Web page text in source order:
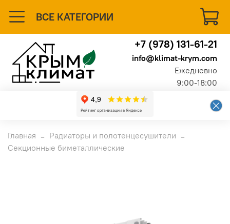
ВСЕ КАТЕГОРИИ
+7 (978) 131-61-21
info@klimat-krym.com
Ежедневно
9:00-18:00
Главная
Радиаторы и полотенцесушители
Секционные биметаллические